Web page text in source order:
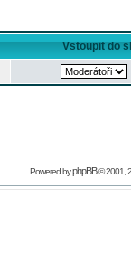
Vstoupit do
Powered byphpBB© 2001,